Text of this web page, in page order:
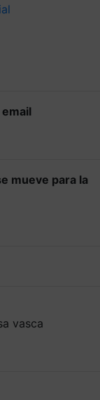
mueve para la
vasca